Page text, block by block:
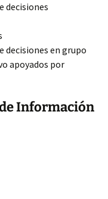
decisiones
decisiones en grupo
apoyados por
Información